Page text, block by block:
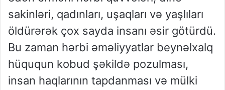
sakinləri, qadınları, uşaqları və yaşlıları
öldürərək çox sayda insanı əsir götürdü.
Bu zaman hərbi əməliyyatlar beynəlxalq
hüququn kobud şəkildə pozulması,
insan haqlarının tapdanması və mülki